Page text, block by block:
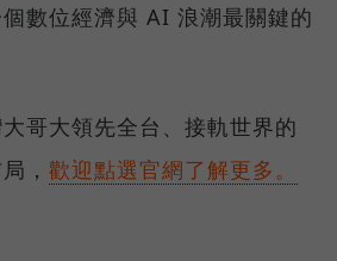
數位經濟與 AI 浪潮最關鍵的
哥大領先全台、接軌世界的
， 歡迎點選官網了解更多。